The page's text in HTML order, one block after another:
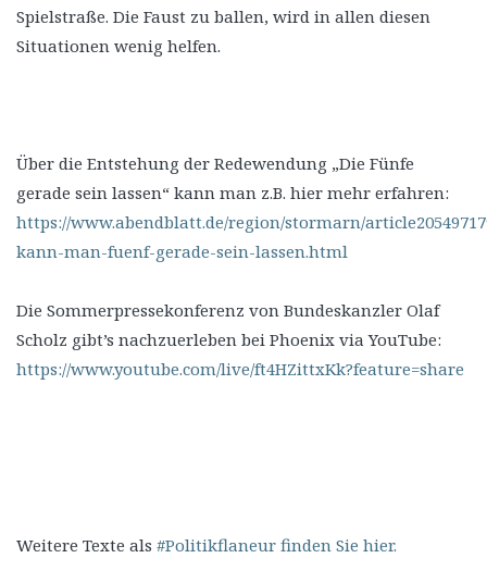
Spielstraße. Die Faust zu ballen, wird in allen diesen
Situationen wenig helfen.
Über die Entstehung der Redewendung „Die Fünfe
gerade sein lassen“ kann man z.B. hier mehr erfahren:
https://www.abendblatt.de/region/stormarn/
kann-man-fuenf-gerade-sein-lassen.html
Die Sommerpressekonferenz von Bundeskanzler Olaf
Scholz gibt’s nachzuerleben bei Phoenix via YouTube:
https://www.youtube.com/live/ft4HZittxKk?feature=share
Weitere Texte als #Politikflaneur finden Sie hier.